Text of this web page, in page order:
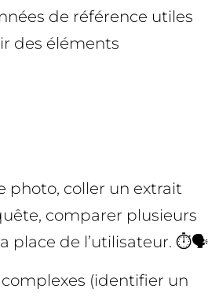
de référence utiles
des éléments
photo, coller un extrait
comparer plusieurs
place de l’utilisateur. ⏱️🗣️
(identifier un